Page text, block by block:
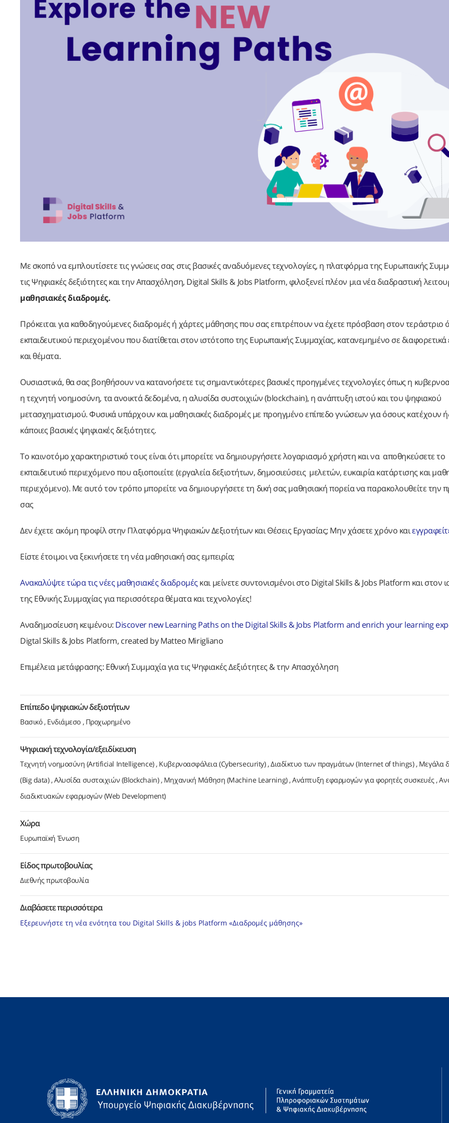
Με σκοπό να εμπλουτίσετε τις γνώσεις σας στις βασικές αναδυόμενες τεχνολογίες, η πλατφόρμα της Ευρωπαικής
τις Ψηφιακές δεξιότητες και την Απασχόληση, Digital Skills & Jobs Platform, φιλοξενεί πλέον μια νέα διαδραστική
μαθησιακές διαδρομές.
Πρόκειται για καθοδηγούμενες διαδρομές ή χάρτες μάθησης που σας επιτρέπουν να έχετε πρόσβαση στον τεράστριο
εκπαιδευτικού περιεχομένου που διατίθεται στον ιστότοπο της Ευρωπαικής Συμμαχίας, κατανεμημένο σε διαφορετικά
και θέματα.
Ουσιαστικά, θα σας βοηθήσουν να κατανοήσετε τις σημαντικότερες βασικές προηγμένες τεχνολογίες όπως η
η τεχνητή νοημοσύνη, τα ανοικτά δεδομένα, η αλυσίδα συστοιχιών (blockchain), η ανάπτυξη ιστού και του ψηφιακού
μετασχηματισμού. Φυσικά υπάρχουν και μαθησιακές διαδρομές με προηγμένο επίπεδο γνώσεων για όσους κατέχουν
κάποιες βασικές ψηφιακές δεξιότητες.
Το καινοτόμο χαρακτηριστικό τους είναι ότι μπορείτε να δημιουργήσετε λογαριασμό χρήστη και να αποθηκεύσετε το
εκπαιδευτικό περιεχόμενο που αξιοποιείτε (εργαλεία δεξιοτήτων, δημοσιεύσεις μελετών, ευκαιρία κατάρτισης και
περιεχόμενο). Με αυτό τον τρόπο μπορείτε να δημιουργήσετε τη δική σας μαθησιακή πορεία να παρακολουθείτε την
σας
Δεν έχετε ακόμη προφίλ στην Πλατφόρμα Ψηφιακών Δεξιοτήτων και Θέσεις Εργασίας; Μην χάσετε χρόνο και
Είστε έτοιμοι να ξεκινήσετε τη νέα μαθησιακή σας εμπειρία;
Ανακαλύψτε τώρα τις νέες μαθησιακές διαδρομές και μείνετε συντονισμένοι στο Digital Skills & Jobs Platform και στον
της Εθνικής Συμμαχίας για περισσότερα θέματα και τεχνολογίες!
Αναδημοσίευση κειμένου: Discover new Learning Paths on the Digital Skills & Jobs Platform and enrich your learning
Digtal Skills & Jobs Platform, created by Matteo Mirigliano
Επιμέλεια μετάφρασης: Εθνική Συμμαχία για τις Ψηφιακές Δεξιότητες & την Απασχόληση
Επίπεδο ψηφιακών δεξιοτήτων
Βασικό Ενδιάμεσο Προχωρημένο
Ψηφιακή τεχνολογία/εξειδίκευση
Τεχνητή νοημοσύνη (Artificial Intelligence) Κυβερνοασφάλεια (Cybersecurity) Διαδίκτυο των πραγμάτων (Internet of things) Μεγάλα
(Big data) Αλυσίδα συστοιχιών (Blockchain) Μηχανική Μάθηση (Machine Learning) Ανάπτυξη εφαρμογών για φορητές συσκευές
διαδικτυακών εφαρμογών (Web Development)
Χώρα
Ευρωπαϊκή Ένωση
Είδος πρωτοβουλίας
Διεθνής πρωτοβουλία
Διαβάσετε περισσότερα
Εξερευνήστε τη νέα ενότητα του Digital Skills & jobs Platform «Διαδρομές μάθησης»